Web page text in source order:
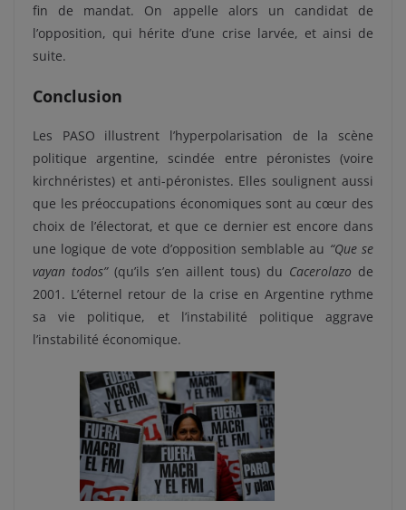
fin de mandat. On appelle alors un candidat de
l’opposition, qui hérite d’une crise larvée, et ainsi de
suite.
Conclusion
Les PASO illustrent l’hyperpolarisation de la scène
politique argentine, scindée entre péronistes (voire
kirchnéristes) et anti-péronistes. Elles soulignent aussi
que les préoccupations économiques sont au cœur des
choix de l’électorat, et que ce dernier est encore dans
une logique de vote d’opposition semblable au “Que se
vayan todos”(qu’ils s’en aillent tous) du Cacerolazo de
2001. L’éternel retour de la crise en Argentine rythme
sa vie politique, et l’instabilité politique aggrave
l’instabilité économique.